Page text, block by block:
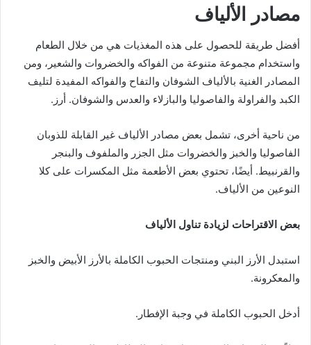
مصادر الألياف
أفضل طريقة للحصول على هذه المغذيات هي من خلال الطعام
واستخدام مجموعة متنوعة من الفواكه والخضروات والشعير، ومن
المصادر الغنية بالألياف الشوفان والتفاح والفواكه المفيدة لتليف
الكبد والفراولة والفاصوليا والبازلاء والعدس والشوفان. أرز.
من ناحية أخرى، تشمل بعض مصادر الألياف غير القابلة للذوبان
الفاصوليا والخبز والخضروات مثل الجزر والملفوف والبنجر
والقرنبيط. أيضًا، تحتوي بعض الأطعمة مثل المكسرات على كلا
النوعين من الألياف.
بعض الاقتراحات لزيادة تناول الألياف
استبدل الأرز البني ومنتجات الحبوب الكاملة بالأرز الأبيض والخبز
والمعكرونة.
أدخل الحبوب الكاملة في وجبة الإفطار.